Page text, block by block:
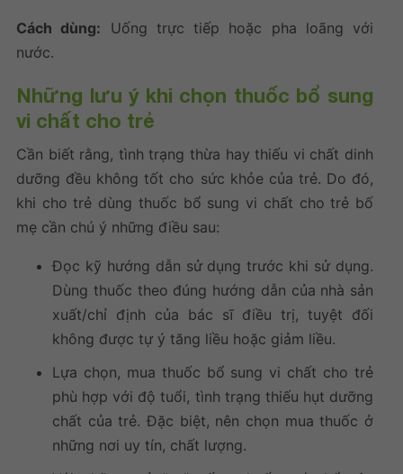
Cách dùng: Uống trực tiếp hoặc pha loãng với
nước.
Những lưu ý khi chọn thuốc bổ sung
vi chất cho trẻ
Cần biết rằng, tình trạng thừa hay thiếu vi chất dinh
dưỡng đều không tốt cho sức khỏe của trẻ. Do đó,
khi cho trẻ dùng thuốc bổ sung vi chất cho trẻ bố
mẹ cần chú ý những điều sau:
Đọc kỹ hướng dẫn sử dụng trước khi sử dụng.
Dùng thuốc theo đúng hướng dẫn của nhà sản
xuất/chỉ định của bác sĩ điều trị, tuyệt đối
không được tự ý tăng liều hoặc giảm liều.
Lựa chọn, mua thuốc bổ sung vi chất cho trẻ
phù hợp với độ tuổi, tình trạng thiếu hụt dưỡng
chất của trẻ. Đặc biệt, nên chọn mua thuốc ở
những nơi uy tín, chất lượng.